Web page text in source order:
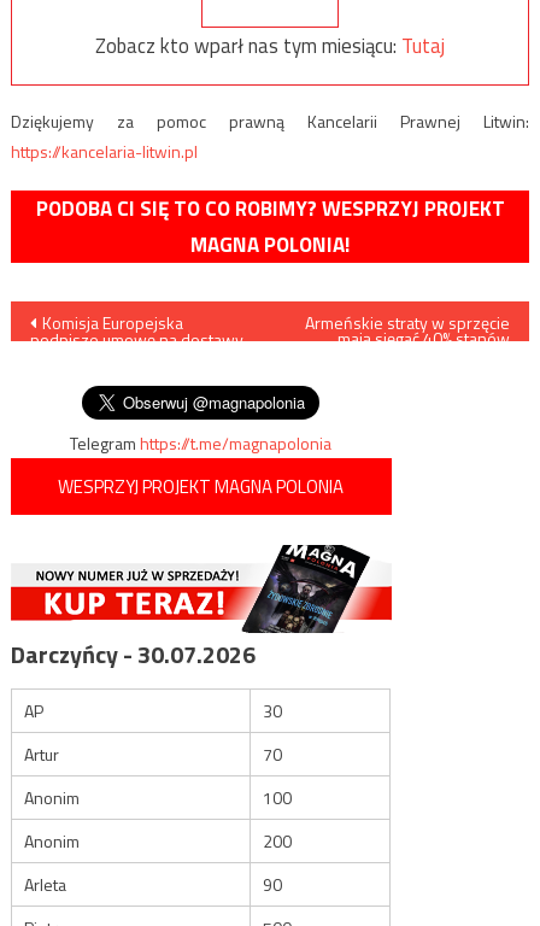
Zobacz kto wparł nas tym miesiącu: Tutaj
Dziękujemy za pomoc prawną Kancelarii Prawnej Litwin:
https://kancelaria-litwin.pl
PODOBA CI SIĘ TO CO ROBIMY? WESPRZYJ PROJEKT
MAGNA POLONIA!
Nawigacja
Komisja Europejska
podpisze umowę na dostawy
Armeńskie straty w sprzęcie
mają sięgać 40% stanów
Telegramhttps://t.me/magnapolonia
WESPRZYJ PROJEKT MAGNA POLONIA
Darczyńcy - 30.07.2026
AP
30
Artur
70
Anonim
100
Anonim
200
Arleta
90